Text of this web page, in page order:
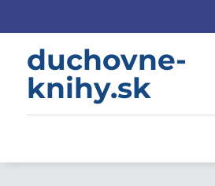
duchovne-
knihy.sk